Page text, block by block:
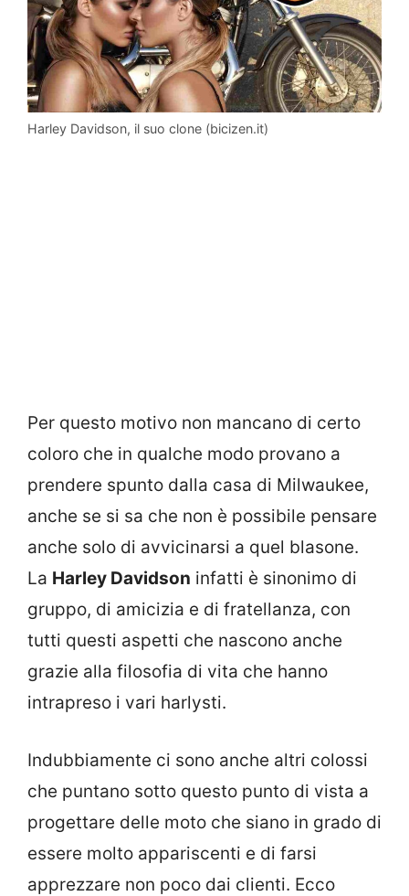
Harley Davidson, il suo clone (bicizen.it)
Per questo motivo non mancano di certo
coloro che in qualche modo provano a
prendere spunto dalla casa di Milwaukee,
anche se si sa che non è possibile pensare
anche solo di avvicinarsi a quel blasone.
La Harley Davidson infatti è sinonimo di
gruppo, di amicizia e di fratellanza, con
tutti questi aspetti che nascono anche
grazie alla filosofia di vita che hanno
intrapreso i vari harlysti.
Indubbiamente ci sono anche altri colossi
che puntano sotto questo punto di vista a
progettare delle moto che siano in grado di
essere molto appariscenti e di farsi
apprezzare non poco dai clienti. Ecco